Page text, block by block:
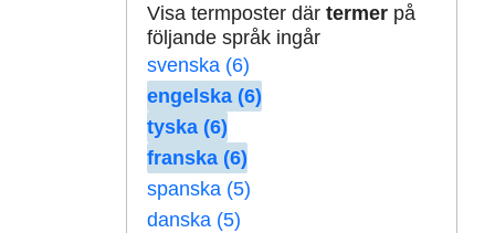
Visa termposter där termerpå
följande språk ingår
svenska (6)
engelska (6)
tyska (6)
franska (6)
spanska (5)
danska (5)